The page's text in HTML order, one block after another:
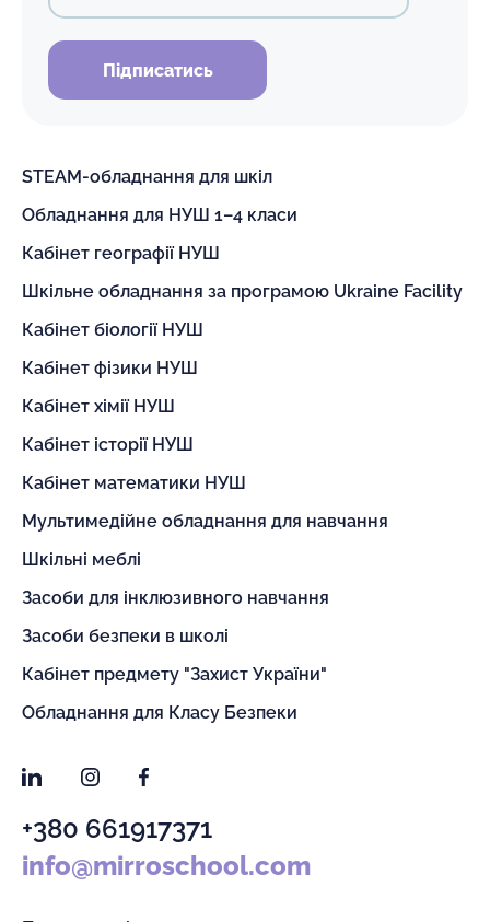
Підписатись
STEAM-обладнання для шкіл
Обладнання для НУШ 1–4 класи
Кабінет географії НУШ
Шкільне обладнання за програмою Ukraine Facility
Кабінет біології НУШ
Кабінет фізики НУШ
Кабінет хімії НУШ
Кабінет історії НУШ
Кабінет математики НУШ
Мультимедійне обладнання для навчання
Шкільні меблі
Засоби для інклюзивного навчання
Засоби безпеки в школі
Кабінет предмету "Захист України"
Обладнання для Класу Безпеки
LinkedInInstagramFacebook
+380 661917371
info@mirroschool.com